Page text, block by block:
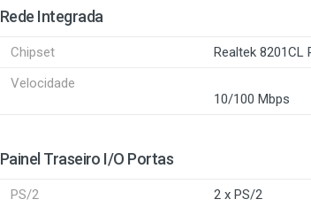
Rede Integrada
Chipset
Realtek 8201CL
Velocidade
10/100 Mbps
Painel Traseiro I/O Portas
PS/2
2 x PS/2